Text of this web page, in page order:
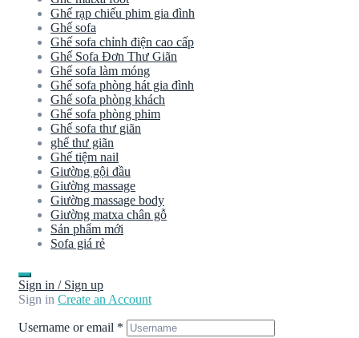
Ghế rạp chiếu phim gia đình
Ghế sofa
Ghế sofa chỉnh điện cao cấp
Ghế Sofa Đơn Thư Giãn
Ghế sofa làm móng
Ghế sofa phòng hát gia đình
Ghế sofa phòng khách
Ghế sofa phòng phim
Ghế sofa thư giãn
ghế thư giãn
Ghế tiệm nail
Giường gội đầu
Giường massage
Giường massage body
Giường matxa chân gỗ
Sản phẩm mới
Sofa giá rẻ
Sign in / Sign up
Sign in Create an Account
Username or email *